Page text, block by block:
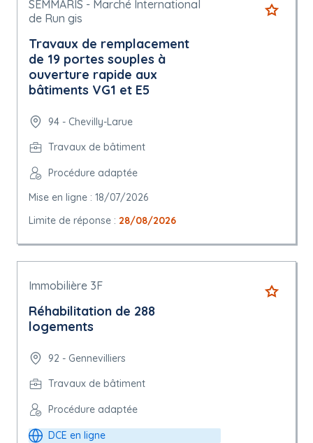
SEMMARIS - Marché International
de Run gis
Travaux de remplacement
de 19 portes souples à
ouverture rapide aux
bâtiments VG1 et E5
94 - Chevilly-Larue
Travaux de bâtiment
Procédure adaptée
Mise en ligne : 18/07/2026
Limite de réponse : 28/08/2026
Immobilière 3F
Réhabilitation de 288
logements
92 - Gennevilliers
Travaux de bâtiment
Procédure adaptée
DCE en ligne